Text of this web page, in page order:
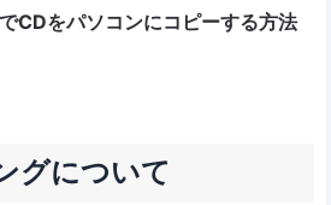
CDをパソコンにコピーする方法
グについて